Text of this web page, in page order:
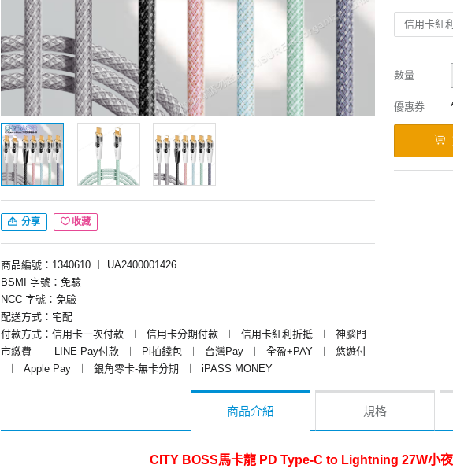
分享 收藏
商品編號：1340610 ︱
UA2400001426
BSMI 字號：免驗
NCC 字號：免驗
配送方式：宅配
付款方式：信用卡一次付款
︱ 信用卡分期付款 ︱ 信用卡紅利折抵 ︱
神腦門
市繳費
︱ LINE Pay付款 ︱ Pi拍錢包 ︱ 台灣Pay ︱ 全盈+PAY ︱
悠遊付
︱
Apple Pay ︱ 銀角零卡-無卡分期 ︱ iPASS MONEY
信用卡紅
數量
優惠券
商品介紹 規格
CITY BOSS馬卡龍 PD Type-C to Lightning 27W小